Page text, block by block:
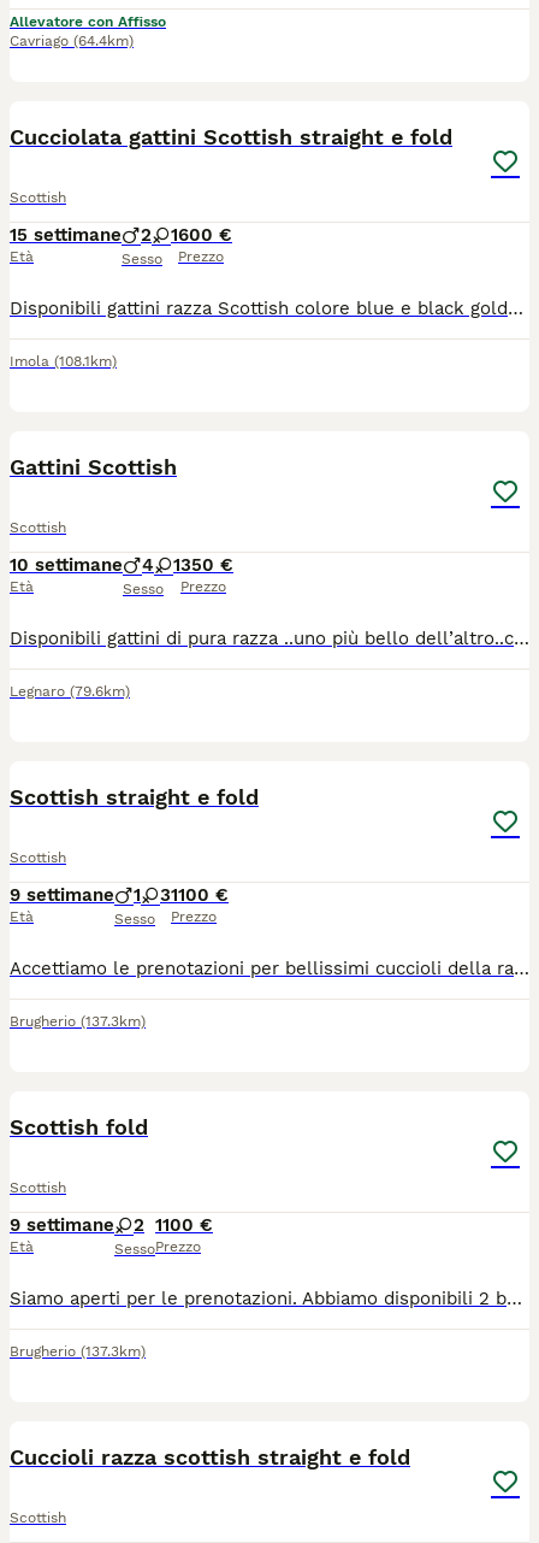
Allevatore con Affisso
Cavriago (64.4km)
Cucciolata gattini Scottish straight e fold
Scottish
15 settimane
Età
2 1
Sesso
600 €
Prezzo
Disponibili gattini razza Scottish colore blue e black golden shaded. Occhi verdi. Una femmina Straight e due maschi Fold. Muniti di pedigree ministeriale, doppio vaccino, sverminazione, microchip, passaggio di proprietà e libretto sanitario. Genitori testati felv, fiv e pkd. Per info 3356236300
Imola (108.1km)
Gattini Scottish
Scottish
10 settimane
Età
4 1
Sesso
350 €
Prezzo
Disponibili gattini di pura razza ..uno più bello dell’altro..completamente tutti diversi ..abituati alla lettiera tira graffi e mangiano autonomamente ..cresciuti in casa con noi e nostri bimbi sono molto affettuosi..contattatemi per altre informazioni 😊
Legnaro (79.6km)
Scottish straight e fold
Scottish
9 settimane
Età
1 3
Sesso
1100 €
Prezzo
Accettiamo le prenotazioni per bellissimi cuccioli della razza Scottish fold e straight - 2 femmine straight, 1 femmina fold, 1 maschio fold. Pronte a trasferirsi nella nuova casa al inizio settembre ad età di 3 mes, dopo aver effettuato tutti i vaccini, microchip, avranno il libretto sanitario personale e certificato di cessione. Tutti i cuccioli sono con il pedigree AGI/WCF. I genitori sono testati FIV/FELV, PKD - negativo. Sono visibili i cuccioli e anche i genitori. La richiesta varia 1000-1600. Siamo a Milano ma eventualmente possibile effettuare la consegna. Allevamento italiano.
Brugherio (137.3km)
Scottish fold
Scottish
9 settimane
Età
2
Sesso
1100 €
Prezzo
Siamo aperti per le prenotazioni. Abbiamo disponibili 2 bellissime femmine scottish fold colore tortie. Saranno disponibili per trasferimento al inizio settembre con tutti vaccini, microchip, libretto sanitario personale. I genitori sono testati fiv/felv, pkd - negativo. Il pedigree AGI/WCF
Brugherio (137.3km)
Cuccioli razza scottish straight e fold
Scottish